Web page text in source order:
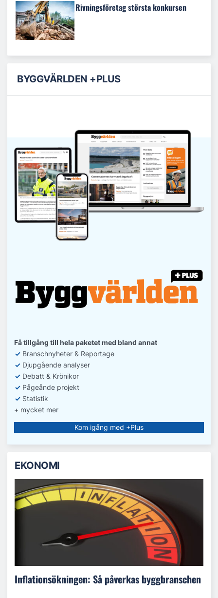
Rivningsföretag största konkursen
BYGGVÄRLDEN +PLUS
Få tillgång till hela paketet med bland annat
✓ Branschnyheter & Reportage
✓ Djupgående analyser
✓ Debatt & Krönikor
✓ Pågeånde projekt
✓ Statistik
+ mycket mer
Kom igång med +Plus
EKONOMI
Inflationsökningen: Så påverkas byggbranschen